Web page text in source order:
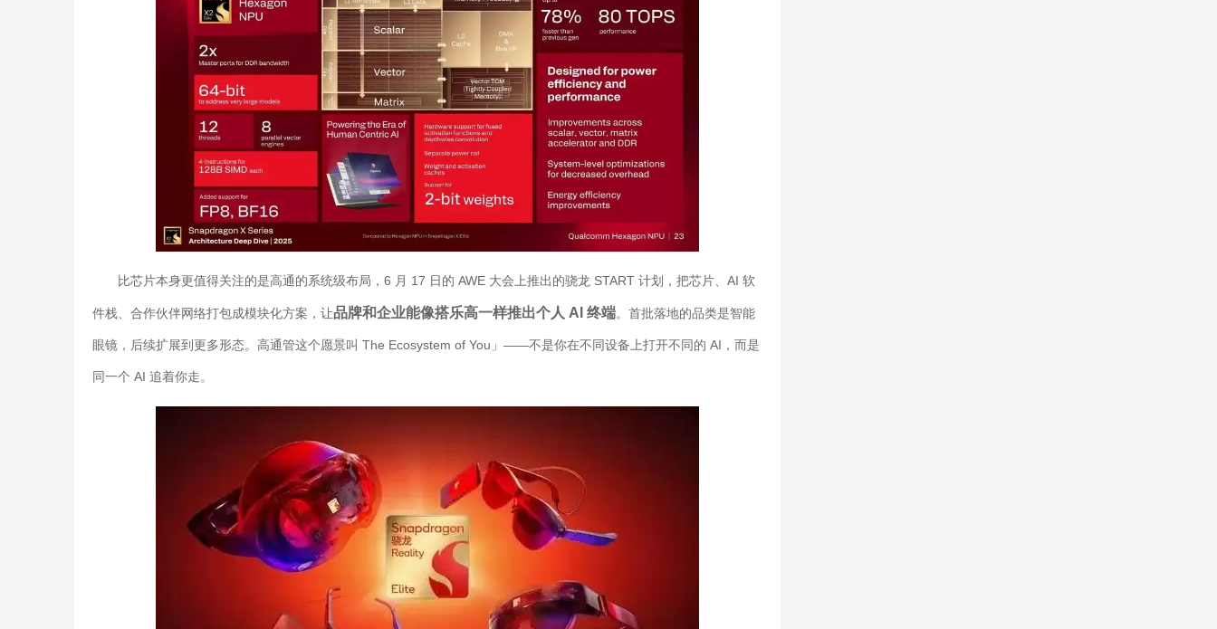
比芯片本身更值得关注的是高通的系统级布局，6 月 17 日的 AWE 大会上推出的骁龙 START 计划，把芯片、AI 软
件栈、合作伙伴网络打包成模块化方案，让品牌和企业能像搭乐高一样推出个人 AI 终端。首批落地的品类是智能
眼镜，后续扩展到更多形态。高通管这个愿景叫 The Ecosystem of You」——不是你在不同设备上打开不同的 AI，而是
同一个 AI 追着你走。